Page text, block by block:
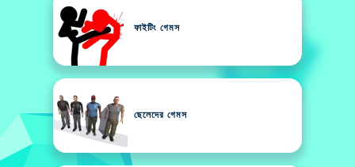
ফাইটিং গেমস
ছেলেদের গেমস